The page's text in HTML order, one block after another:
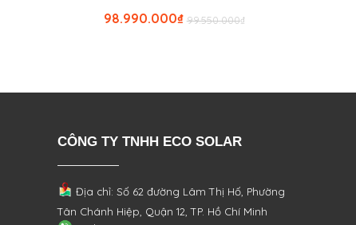
₫
99.550.000
₫
98.990.000
CÔNG TY TNHH ECO SOLAR
Địa chỉ: Số 62 đường Lâm Thị Hố, Phường
Tân Chánh Hiệp, Quận 12, TP. Hồ Chí Minh